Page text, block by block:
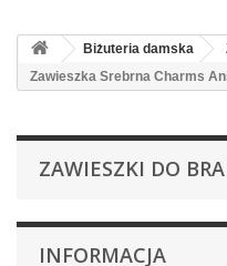
Biżuteria damska
Zawieszka Srebrna Charms
ZAWIESZKI DO
INFORMACJA